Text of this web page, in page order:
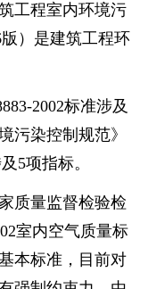
工程室内环境污
）是建筑工程环
2002标准涉及
污染控制规范》
5项指标。
质量监督检验检
室内空气质量标
本标准，目前对